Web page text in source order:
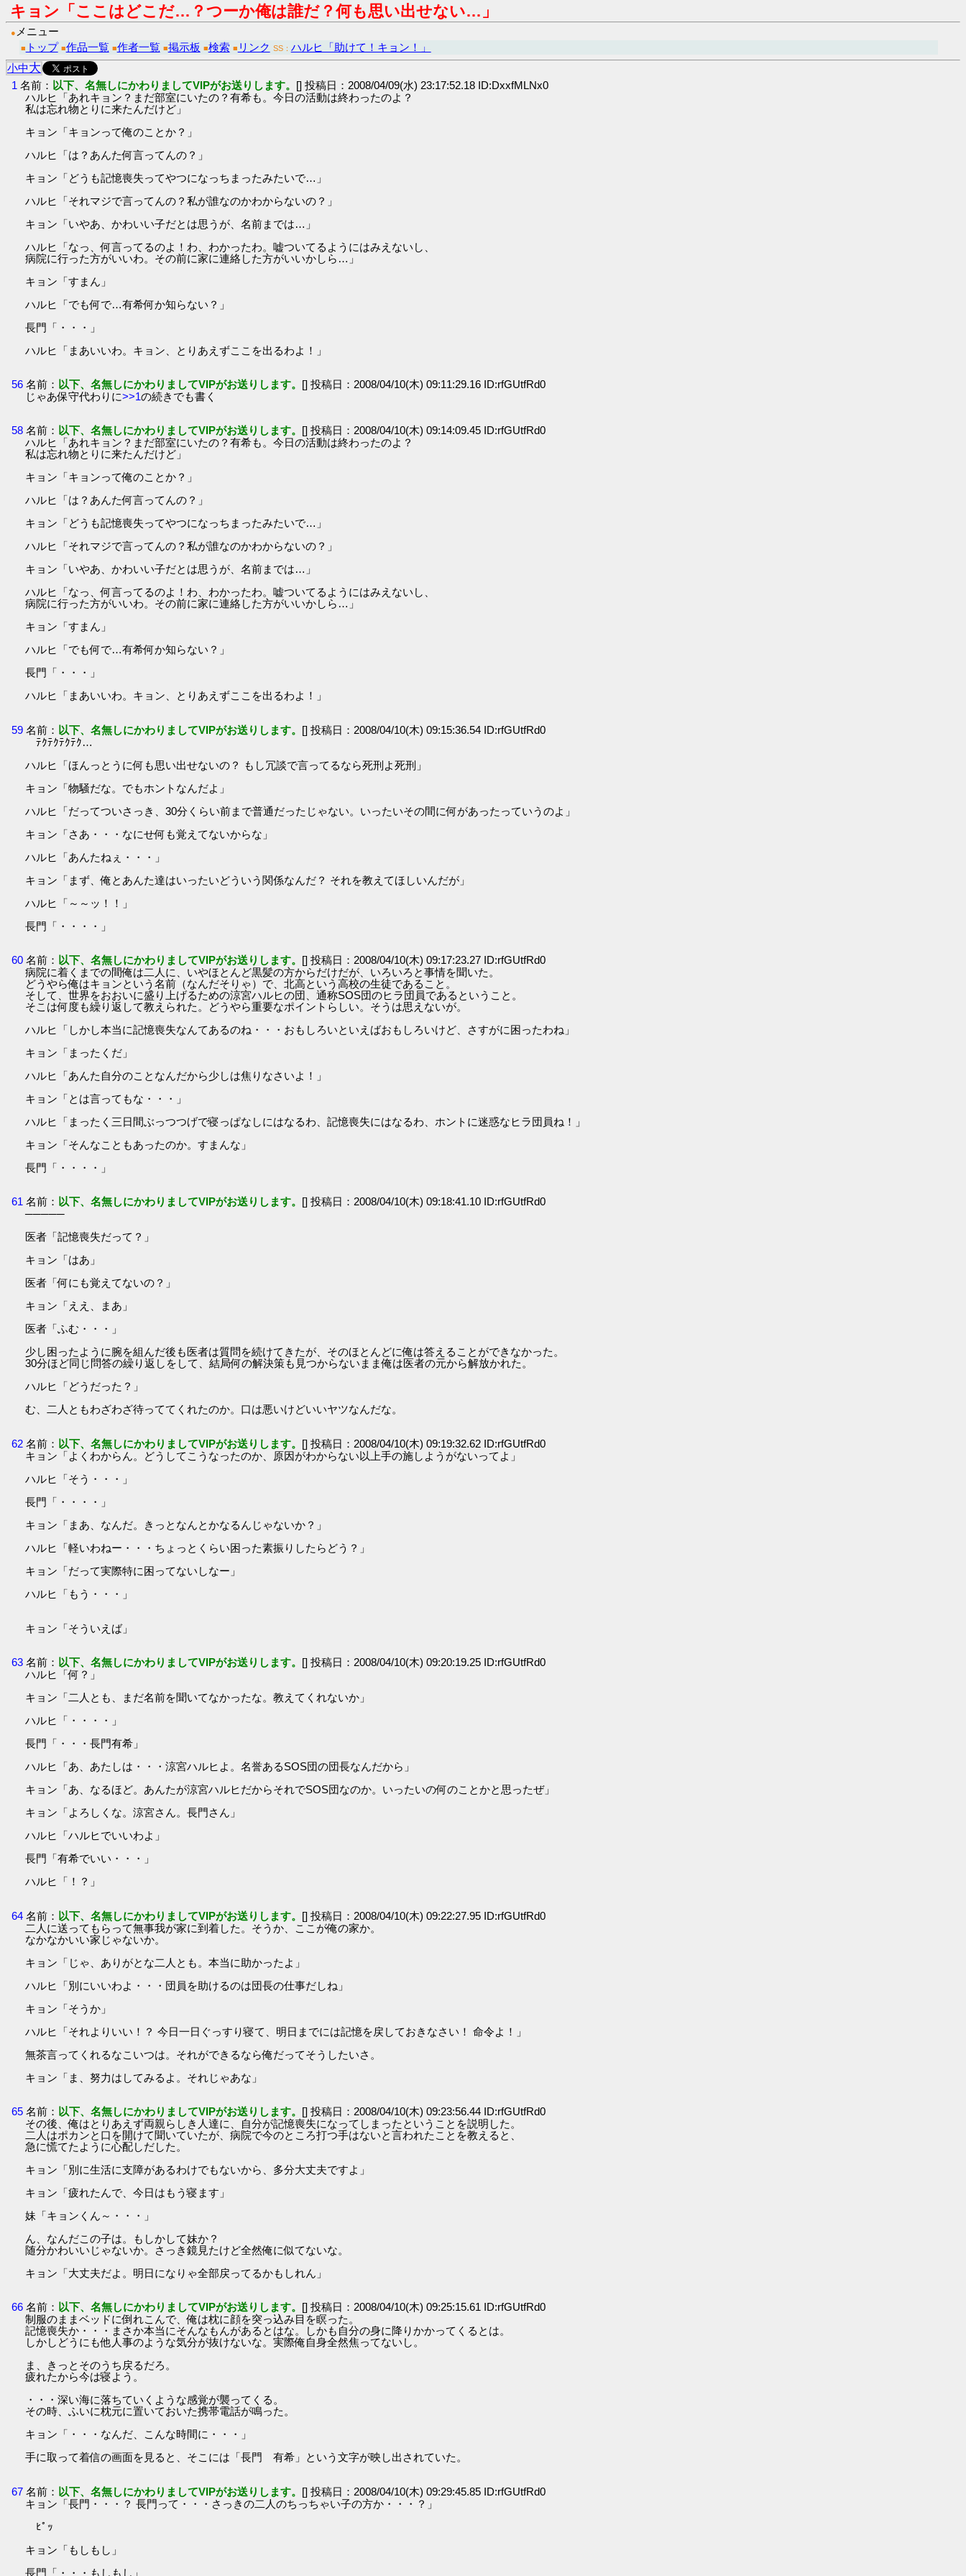
キョン「ここはどこだ…？つーか俺は誰だ？何も思い出せない…」
● メニュー
■ トップ ■作品一覧 ■作者一覧 ■掲示板 ■検索 ■ リンク SS： ハルヒ「助けて！キョン！」
小中大
1 名前： 以下、名無しにかわりましてVIPがお送りします。 [] 投稿日：2008/04/09(水) 23:17:52.18 ID:DxxfMLNx0
ハルヒ「あれキョン？まだ部室にいたの？有希も。今日の活動は終わったのよ？
私は忘れ物とりに来たんだけど」
キョン「キョンって俺のことか？」
ハルヒ「は？あんた何言ってんの？」
キョン「どうも記憶喪失ってやつになっちまったみたいで…」
ハルヒ「それマジで言ってんの？私が誰なのかわからないの？」
キョン「いやあ、かわいい子だとは思うが、名前までは…」
ハルヒ「なっ、何言ってるのよ！わ、わかったわ。嘘ついてるようにはみえないし、
病院に行った方がいいわ。その前に家に連絡した方がいいかしら…」
キョン「すまん」
ハルヒ「でも何で…有希何か知らない？」
長門「・・・」
ハルヒ「まあいいわ。キョン、とりあえずここを出るわよ！」
56 名前： 以下、名無しにかわりましてVIPがお送りします。 [] 投稿日：2008/04/10(木) 09:11:29.16 ID:rfGUtfRd0
じゃあ保守代わりに>>1の続きでも書く
58 名前： 以下、名無しにかわりましてVIPがお送りします。 [] 投稿日：2008/04/10(木) 09:14:09.45 ID:rfGUtfRd0
ハルヒ「あれキョン？まだ部室にいたの？有希も。今日の活動は終わったのよ？
私は忘れ物とりに来たんだけど」
キョン「キョンって俺のことか？」
ハルヒ「は？あんた何言ってんの？」
キョン「どうも記憶喪失ってやつになっちまったみたいで…」
ハルヒ「それマジで言ってんの？私が誰なのかわからないの？」
キョン「いやあ、かわいい子だとは思うが、名前までは…」
ハルヒ「なっ、何言ってるのよ！わ、わかったわ。嘘ついてるようにはみえないし、
病院に行った方がいいわ。その前に家に連絡した方がいいかしら…」
キョン「すまん」
ハルヒ「でも何で…有希何か知らない？」
長門「・・・」
ハルヒ「まあいいわ。キョン、とりあえずここを出るわよ！」
59 名前： 以下、名無しにかわりましてVIPがお送りします。 [] 投稿日：2008/04/10(木) 09:15:36.54 ID:rfGUtfRd0
ﾃｸﾃｸﾃｸﾃｸ…
ハルヒ「ほんっとうに何も思い出せないの？ もし冗談で言ってるなら死刑よ死刑」
キョン「物騒だな。でもホントなんだよ」
ハルヒ「だってついさっき、30分くらい前まで普通だったじゃない。いったいその間に何があったっていうのよ」
キョン「さあ・・・なにせ何も覚えてないからな」
ハルヒ「あんたねぇ・・・」
キョン「まず、俺とあんた達はいったいどういう関係なんだ？ それを教えてほしいんだが」
ハルヒ「～～ッ！！」
長門「・・・・」
60 名前： 以下、名無しにかわりましてVIPがお送りします。 [] 投稿日：2008/04/10(木) 09:17:23.27 ID:rfGUtfRd0
病院に着くまでの間俺は二人に、いやほとんど黒髪の方からだけだが、いろいろと事情を聞いた。
どうやら俺はキョンという名前（なんだそりゃ）で、北高という高校の生徒であること。
そして、世界をおおいに盛り上げるための涼宮ハルヒの団、通称SOS団のヒラ団員であるということ。
そこは何度も繰り返して教えられた。どうやら重要なポイントらしい。そうは思えないが。
ハルヒ「しかし本当に記憶喪失なんてあるのね・・・おもしろいといえばおもしろいけど、さすがに困ったわね」
キョン「まったくだ」
ハルヒ「あんた自分のことなんだから少しは焦りなさいよ！」
キョン「とは言ってもな・・・」
ハルヒ「まったく三日間ぶっつつげで寝っぱなしにはなるわ、記憶喪失にはなるわ、ホントに迷惑なヒラ団員ね！」
キョン「そんなこともあったのか。すまんな」
長門「・・・・」
61 名前： 以下、名無しにかわりましてVIPがお送りします。 [] 投稿日：2008/04/10(木) 09:18:41.10 ID:rfGUtfRd0
─────
医者「記憶喪失だって？」
キョン「はあ」
医者「何にも覚えてないの？」
キョン「ええ、まあ」
医者「ふむ・・・」
少し困ったように腕を組んだ後も医者は質問を続けてきたが、そのほとんどに俺は答えることができなかった。
30分ほど同じ問答の繰り返しをして、結局何の解決策も見つからないまま俺は医者の元から解放かれた。
ハルヒ「どうだった？」
む、二人ともわざわざ待っててくれたのか。口は悪いけどいいヤツなんだな。
62 名前： 以下、名無しにかわりましてVIPがお送りします。 [] 投稿日：2008/04/10(木) 09:19:32.62 ID:rfGUtfRd0
キョン「よくわからん。どうしてこうなったのか、原因がわからない以上手の施しようがないってよ」
ハルヒ「そう・・・」
長門「・・・・」
キョン「まあ、なんだ。きっとなんとかなるんじゃないか？」
ハルヒ「軽いわねー・・・ちょっとくらい困った素振りしたらどう？」
キョン「だって実際特に困ってないしなー」
ハルヒ「もう・・・」
キョン「そういえば」
63 名前： 以下、名無しにかわりましてVIPがお送りします。 [] 投稿日：2008/04/10(木) 09:20:19.25 ID:rfGUtfRd0
ハルヒ「何？」
キョン「二人とも、まだ名前を聞いてなかったな。教えてくれないか」
ハルヒ「・・・・」
長門「・・・長門有希」
ハルヒ「あ、あたしは・・・涼宮ハルヒよ。名誉あるSOS団の団長なんだから」
キョン「あ、なるほど。あんたが涼宮ハルヒだからそれでSOS団なのか。いったいの何のことかと思ったぜ」
キョン「よろしくな。涼宮さん。長門さん」
ハルヒ「ハルヒでいいわよ」
長門「有希でいい・・・」
ハルヒ「！？」
64 名前： 以下、名無しにかわりましてVIPがお送りします。 [] 投稿日：2008/04/10(木) 09:22:27.95 ID:rfGUtfRd0
二人に送ってもらって無事我が家に到着した。そうか、ここが俺の家か。
なかなかいい家じゃないか。
キョン「じゃ、ありがとな二人とも。本当に助かったよ」
ハルヒ「別にいいわよ・・・団員を助けるのは団長の仕事だしね」
キョン「そうか」
ハルヒ「それよりいい！？ 今日一日ぐっすり寝て、明日までには記憶を戻しておきなさい！ 命令よ！」
無茶言ってくれるなこいつは。それができるなら俺だってそうしたいさ。
キョン「ま、努力はしてみるよ。それじゃあな」
65 名前： 以下、名無しにかわりましてVIPがお送りします。 [] 投稿日：2008/04/10(木) 09:23:56.44 ID:rfGUtfRd0
その後、俺はとりあえず両親らしき人達に、自分が記憶喪失になってしまったということを説明した。
二人はポカンと口を開けて聞いていたが、病院で今のところ打つ手はないと言われたことを教えると、
急に慌てたように心配しだした。
キョン「別に生活に支障があるわけでもないから、多分大丈夫ですよ」
キョン「疲れたんで、今日はもう寝ます」
妹「キョンくん～・・・」
ん、なんだこの子は。もしかして妹か？
随分かわいいじゃないか。さっき鏡見たけど全然俺に似てないな。
キョン「大丈夫だよ。明日になりゃ全部戻ってるかもしれん」
66 名前： 以下、名無しにかわりましてVIPがお送りします。 [] 投稿日：2008/04/10(木) 09:25:15.61 ID:rfGUtfRd0
制服のままベッドに倒れこんで、俺は枕に顔を突っ込み目を瞑った。
記憶喪失か・・・まさか本当にそんなもんがあるとはな。しかも自分の身に降りかかってくるとは。
しかしどうにも他人事のような気分が抜けないな。実際俺自身全然焦ってないし。
ま、きっとそのうち戻るだろ。
疲れたから今は寝よう。
・・・深い海に落ちていくような感覚が襲ってくる。
その時、ふいに枕元に置いておいた携帯電話が鳴った。
キョン「・・・なんだ、こんな時間に・・・」
手に取って着信の画面を見ると、そこには「長門 有希」という文字が映し出されていた。
67 名前： 以下、名無しにかわりましてVIPがお送りします。 [] 投稿日：2008/04/10(木) 09:29:45.85 ID:rfGUtfRd0
キョン「長門・・・？ 長門って・・・さっきの二人のちっちゃい子の方か・・・？」
ﾋﾟｯ
キョン「もしもし」
長門「・・・もしもし」